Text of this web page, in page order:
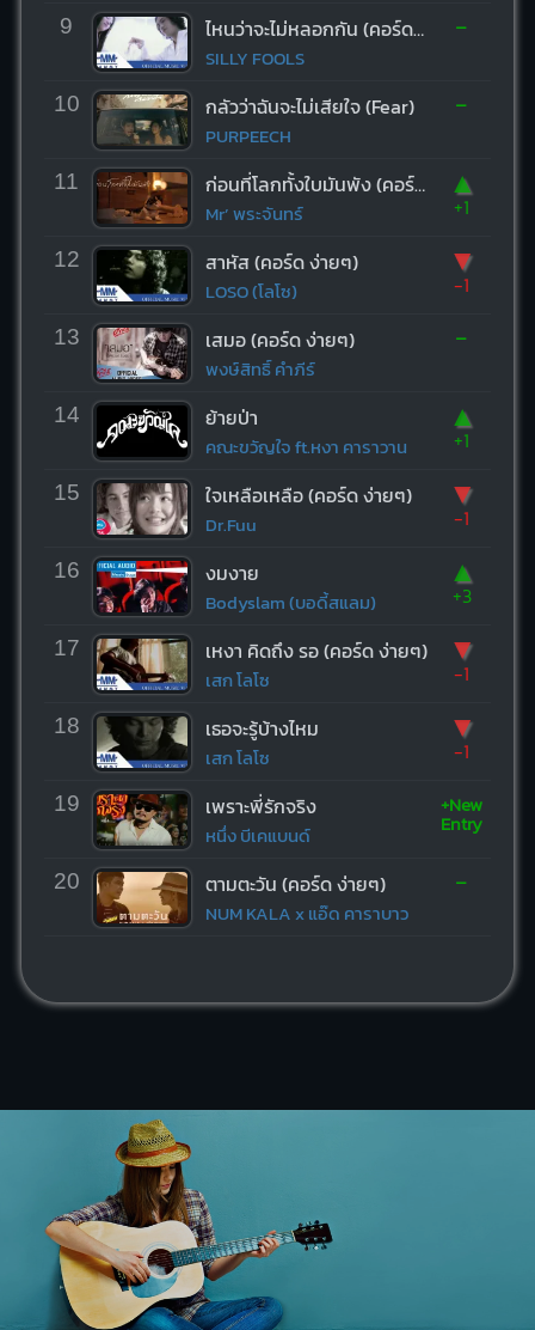
9 ไหนว่าจะไม่หลอกกัน (คอร์ด ง่ายๆ)
SILLY FOOLS
-
10 กลัวว่าฉันจะไม่เสียใจ (Fear)
PURPEECH
-
11 ก่อนที่โลกทั้งใบมันพัง (คอร์ด ง่ายๆ)
Mr’ พระจันทร์
▲
+1
12 สาหัส (คอร์ด ง่ายๆ)
LOSO (โลโซ)
▼
-1
13 เสมอ (คอร์ด ง่ายๆ)
พงษ์สิทธิ์ คำภีร์
-
14 ย้ายป่า
คณะขวัญใจ ft.หงา คาราวาน
▲
+1
15 ใจเหลือเหลือ (คอร์ด ง่ายๆ)
Dr.Fuu
▼
-1
16 งมงาย
Bodyslam (บอดี้สแลม)
▲
+3
17 เหงา คิดถึง รอ (คอร์ด ง่ายๆ)
เสก โลโซ
▼
-1
18 เธอจะรู้บ้างไหม
เสก โลโซ
▼
-1
19 เพราะพี่รักจริง
หนึ่ง บีเคแบนด์
+New
Entry
20 ตามตะวัน (คอร์ด ง่ายๆ)
NUM KALA x แอ๊ด คาราบาว
-